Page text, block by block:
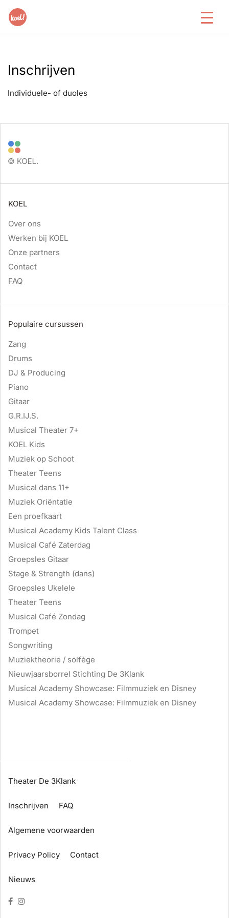
Inschrijven
Individuele- of duoles
KOEL
Over ons
Werken bij KOEL
Onze partners
Contact
FAQ
Populaire cursussen
Zang
Drums
DJ & Producing
Piano
Gitaar
G.R.IJ.S.
Musical Theater 7+
KOEL Kids
Muziek op Schoot
Theater Teens
Musical dans 11+
Muziek Oriëntatie
Een proefkaart
Musical Academy Kids Talent Class
Musical Café Zaterdag
Groepsles Gitaar
Stage & Strength (dans)
Groepsles Ukelele
Theater Teens
Musical Café Zondag
Trompet
Songwriting
Muziektheorie / solfège
Nieuwjaarsborrel Stichting De 3Klank
Musical Academy Showcase: Filmmuziek en Disney
Musical Academy Showcase: Filmmuziek en Disney
Theater De 3Klank
Inschrijven FAQ
Algemene voorwaarden
Privacy Policy Contact
Nieuws